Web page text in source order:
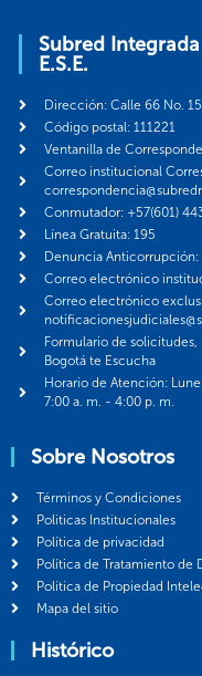
Subred
E.S.E.
Dirección: Calle 66 No.
Código postal: 111221
Ventanilla de
Correo institucional
Conmutador: +57(601)
Línea Gratuita: 195
Denuncia
Correo electrónico
Correo electrónico
Formulario de
Bogotá te Escucha
Horario de Atención:
7:00 a. m. - 4:00 p. m.
Sobre Nosotros
Términos y Condiciones
Politicas Institucionales
Política de privacidad
Política de Tratamiento de
Política de Propiedad
Mapa del sitio
Histórico